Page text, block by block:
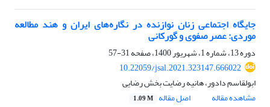
جایگاه اجتماعی زنان نوازنده در نگاره‌های ایران و هند مطالعه
موردی: عصر صفوی و گورکانی
دوره 13، شماره 1، شهریور 1400، صفحه
31-57
10.22059/jsal.2021.323147.666022
ابولقاسم دادور، هانیه رضایت بخش رضایی
مشاهده مقاله
اصل مقاله 1.09 M